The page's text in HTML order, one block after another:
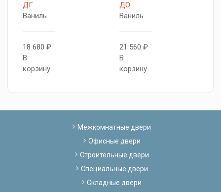
ДГ
Ваниль
18 680 ₽
В
корзину
ДО
Ваниль
21 560 ₽
В
корзину
Межкомнатные двери
Офисные двери
Строительные двери
Специальные двери
Складные двери